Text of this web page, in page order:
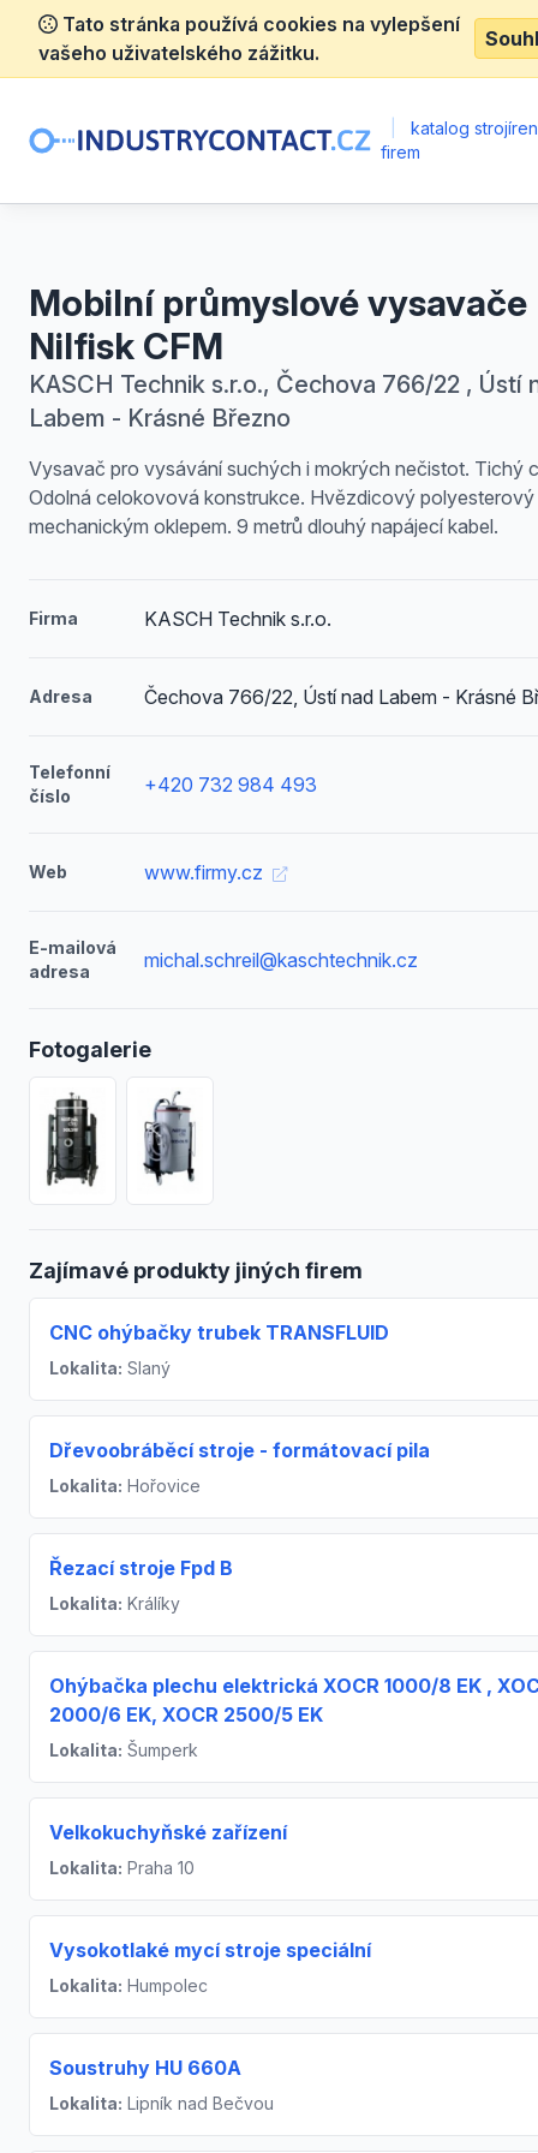
Tato stránka používá cookies na vylepšení
vašeho uživatelského zážitku.
katalog
firem
Mobilní průmyslové vysavače
Nilfisk CFM
KASCH Technik s.r.o., Čechova 766/22 , Ústí
Labem - Krásné Březno
Vysavač pro vysávání suchých i mokrých nečistot. Tichý
Odolná celokovová konstrukce. Hvězdicový polyesterový
mechanickým oklepem. 9 metrů dlouhý napájecí kabel.
Firma KASCH Technik s.r.o.
Adresa Čechova 766/22, Ústí nad Labem - Krásné
Telefonní
číslo
+420 732 984 493
Web www.firmy.cz
E-mailová
adresa
michal.schreil@kaschtechnik.cz
Fotogalerie
Zajímavé produkty jiných firem
CNC ohýbačky trubek TRANSFLUID
Lokalita: Slaný
Dřevoobráběcí stroje - formátovací pila
Lokalita: Hořovice
Řezací stroje Fpd B
Lokalita: Králíky
Ohýbačka plechu elektrická XOCR 1000/8 EK ,
2000/6 EK, XOCR 2500/5 EK
Lokalita: Šumperk
Velkokuchyňské zařízení
Lokalita: Praha 10
Vysokotlaké mycí stroje speciální
Lokalita: Humpolec
Soustruhy HU 660A
Lokalita: Lipník nad Bečvou